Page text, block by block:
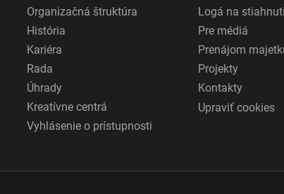
Organizačná štruktúra
História
Kariéra
Rada
Úhrady
Kreatívne centrá
Vyhlásenie o prístupnosti
Logá na
Pre médiá
Prenájom
Projekty
Kontakty
Upraviť cookies